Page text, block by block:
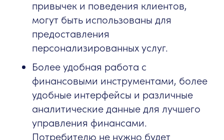
привычек и поведения клиентов,
могут быть использованы для
предоставления
персонализированных услуг.
Более удобная работа с
финансовыми инструментами, более
удобные интерфейсы и различные
аналитические данные для лучшего
управления финансами.
Потребителю не нужно будет